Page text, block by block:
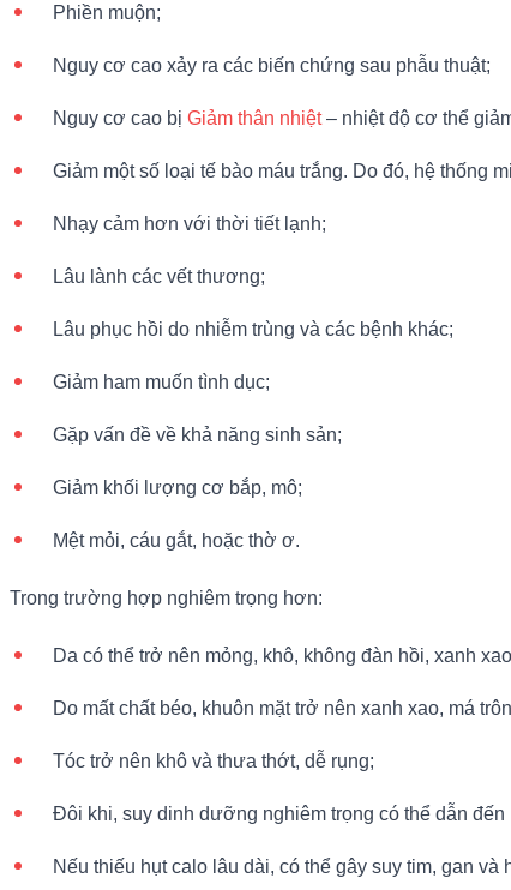
Phiền muộn;
Nguy cơ cao xảy ra các biến chứng sau phẫu thuật;
Nguy cơ cao bị Giảm thân nhiệt– nhiệt độ cơ thể
Giảm một số loại tế bào máu trắng. Do đó, hệ thống
Nhạy cảm hơn với thời tiết lạnh;
Lâu lành các vết thương;
Lâu phục hồi do nhiễm trùng và các bệnh khác;
Giảm ham muốn tình dục;
Gặp vấn đề về khả năng sinh sản;
Giảm khối lượng cơ bắp, mô;
Mệt mỏi, cáu gắt, hoặc thờ ơ.
Trong trường hợp nghiêm trọng hơn:
Da có thể trở nên mỏng, khô, không đàn hồi, xanh
Do mất chất béo, khuôn mặt trở nên xanh xao, má
Tóc trở nên khô và thưa thớt, dễ rụng;
Đôi khi, suy dinh dưỡng nghiêm trọng có thể dẫn đến
Nếu thiếu hụt calo lâu dài, có thể gây suy tim, gan và